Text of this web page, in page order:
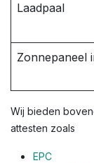
Laadpaal
Zonnepaneel
Wij bieden
attesten zoals
EPC